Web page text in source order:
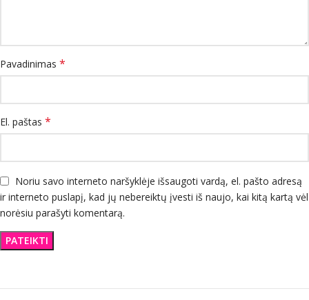
Pavadinimas *
El. paštas *
Noriu savo interneto naršyklėje išsaugoti vardą, el. pašto adresą
ir interneto puslapį, kad jų nebereiktų įvesti iš naujo, kai kitą kartą vėl
norėsiu parašyti komentarą.